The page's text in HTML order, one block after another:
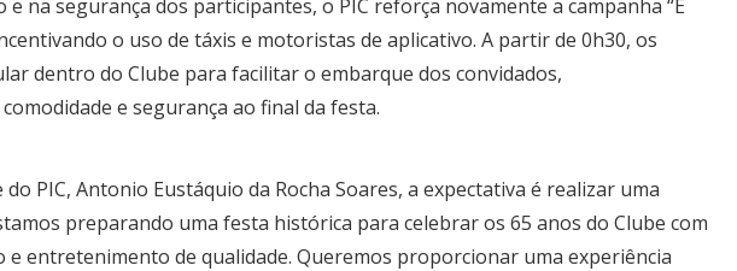
na segurança dos participantes, o PIC reforça novamente a campanha “É
o uso de táxis e motoristas de aplicativo. A partir de 0h30, os
dentro do Clube para facilitar o embarque dos convidados,
e segurança ao final da festa.
PIC, Antonio Eustáquio da Rocha Soares, a expectativa é realizar uma
preparando uma festa histórica para celebrar os 65 anos do Clube com
e entretenimento de qualidade. Queremos proporcionar uma experiência